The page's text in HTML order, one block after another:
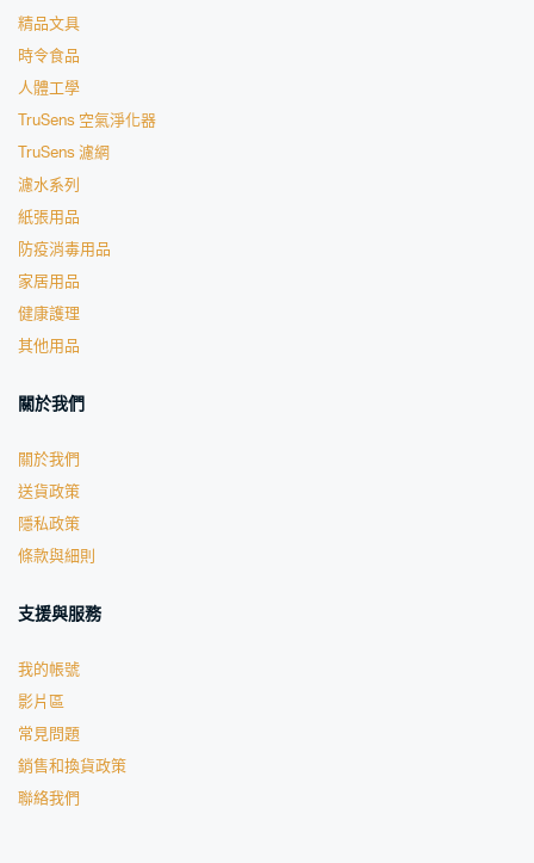
精品文具
時令食品
人體工學
TruSens 空氣淨化器
TruSens 濾網
濾水系列
紙張用品
防疫消毒用品
家居用品
健康護理
其他用品
關於我們
關於我們
送貨政策
隱私政策
條款與細則
支援與服務
我的帳號
影片區
常見問題
銷售和換貨政策
聯絡我們